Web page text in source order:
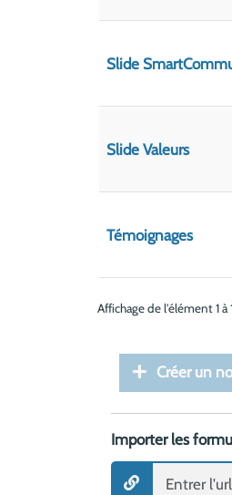
Slide
Slide Valeurs
Témoignages
Affichage de l'élément 1 à
Créer un
Importer les